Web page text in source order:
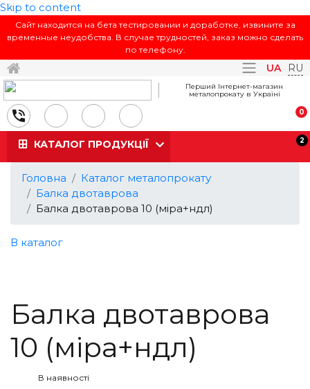
Skip to content
Сайт находится на бета тестировании и доработке, извините за
временные неудобства. В случае трудностей, заказ можно сделать
по телефону.
Toggle
UA RU
Перший Інтернет-магазин
металопрокату в Україні
0
КАТАЛОГ ПРОДУКЦІЇ 2
Головна
Каталог металопрокату
Балка двотаврова
Балка двотаврова 10 (міра+ндл)
В каталог
Балка двотаврова
10 (міра+ндл)
В наявності